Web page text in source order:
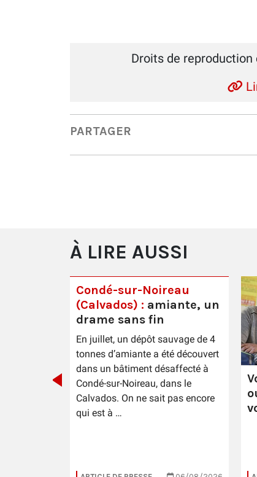
Droits de
PARTAGER
À LIRE AUSSI
Condé-sur-Noireau
(Calvados) : amiante, un
drame sans fin
En juillet, un dépôt sauvage de 4
tonnes d’amiante a été découvert
dans un bâtiment désaffecté à
Condé-sur-Noireau, dans le
Calvados. On ne sait pas encore
qui est à …